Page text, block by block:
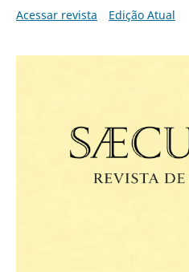
Acessar revista
Edição Atual